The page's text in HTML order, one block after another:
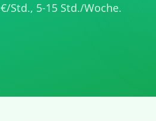
€/Std., 5-15 Std./Woche.